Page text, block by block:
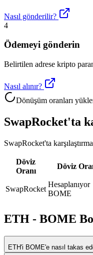
Nasıl gönderilir?
4
Ödemeyi gönderin
Belirtilen adrese kripto
Nasıl alınır?
Dönüşüm oranları
SwapRocket'ta
SwapRocket'ta
Döviz
Oranı
Döviz
SwapRocket
Hesaplanıyor
BOME
ETH - BOME
ETH'i BOME'e nasıl takas